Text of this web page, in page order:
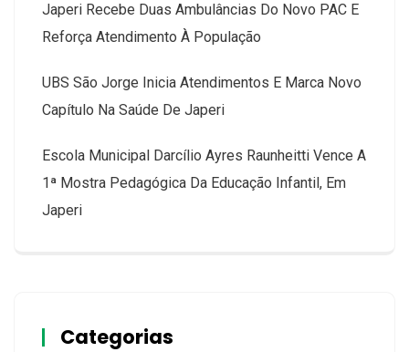
Japeri Recebe Duas Ambulâncias Do Novo PAC E
Reforça Atendimento À População
UBS São Jorge Inicia Atendimentos E Marca Novo
Capítulo Na Saúde De Japeri
Escola Municipal Darcílio Ayres Raunheitti Vence A
1ª Mostra Pedagógica Da Educação Infantil, Em
Japeri
Categorias